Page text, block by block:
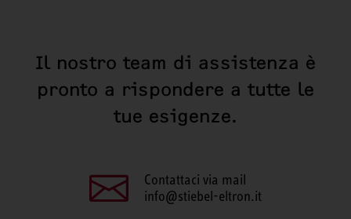
Il nostro team di assistenza è
pronto a rispondere a tutte le
tue esigenze.
Contattaci via mail
info@stiebel-eltron.it